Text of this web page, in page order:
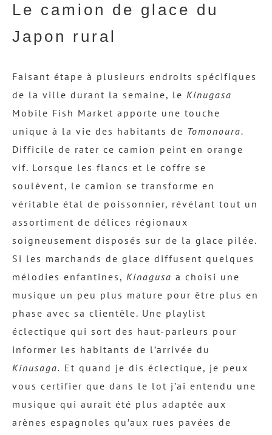
Le camion de glace du
Japon rural
Faisant étape à plusieurs endroits spécifiques
de la ville durant la semaine, le Kinugasa
Mobile Fish Market apporte une touche
unique à la vie des habitants de Tomonoura.
Difficile de rater ce camion peint en orange
vif. Lorsque les flancs et le coffre se
soulèvent, le camion se transforme en
véritable étal de poissonnier, révélant tout un
assortiment de délices régionaux
soigneusement disposés sur de la glace pilée.
Si les marchands de glace diffusent quelques
mélodies enfantines, Kinagusa a choisi une
musique un peu plus mature pour être plus en
phase avec sa clientèle. Une playlist
éclectique qui sort des haut-parleurs pour
informer les habitants de l’arrivée du
Kinusaga. Et quand je dis éclectique, je peux
vous certifier que dans le lot j’ai entendu une
musique qui aurait été plus adaptée aux
arènes espagnoles qu’aux rues pavées de